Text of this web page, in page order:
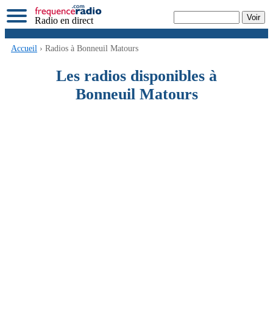
Radio en direct
Accueil › Radios à Bonneuil Matours
Les radios disponibles à
Bonneuil Matours